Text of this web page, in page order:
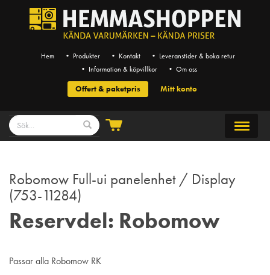
Hem • Produkter • Kontakt
• Leveranstider & boka retur
• Information & köpvillkor
• Om oss
Offert & paketpris Mitt konto
Robomow Full-ui panelenhet / Display
(753-11284)
Reservdel: Robomow
Passar alla Robomow RK